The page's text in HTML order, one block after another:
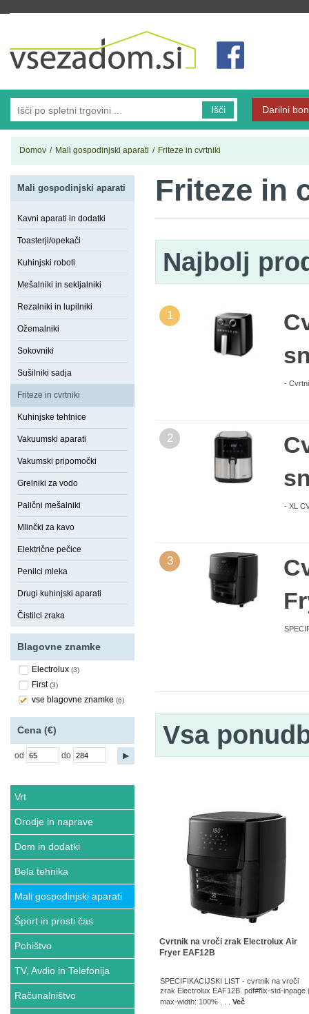
Išči Darilni
Domov / Mali gospodinjski aparati / Friteze in cvrtniki
Mali gospodinjski aparati
Kavni aparati in dodatki
Toasterji/opekači
Kuhinjski roboti
Mešalniki in sekljalniki
Rezalniki in lupilniki
Ožemalniki
Sokovniki
Sušilniki sadja
Friteze in cvrtniki
Kuhinjske tehtnice
Vakuumski aparati
Vakumski pripomočki
Grelniki za vodo
Palični mešalniki
Mlinčki za kavo
Električne pečice
Penilci mleka
Drugi kuhinjski aparati
Čistilci zraka
Blagovne znamke
Electrolux (3)
First(3)
vse blagovne znamke (6)
Cena (€)
od do
Vrt
Orodje in naprave
Dom in dodatki
Bela tehnika
Mali gospodinjski aparati
Šport in prosti čas
Pohištvo
TV, Avdio in Telefonija
Računalništvo
Friteze in
Najbolj
1
-
2
- XL
3
Vsa
Cvrtnik na vroči zrak Electrolux Air
Fryer EAF12B
SPECIFIKACIJSKI LIST - cvrtnik na vroči
zrak Electrolux EAF12B. pdf#flix-std-inpage
max-width: 100% . . . Več